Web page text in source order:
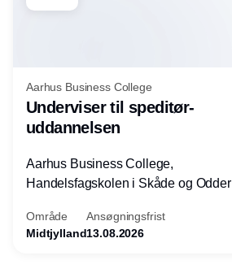
Aarhus Business College
Underviser til speditør-
uddannelsen
Aarhus Business College,
Handelsfagskolen i Skåde og Odder
Område
Midtjylland
Ansøgningsfrist
13.08.2026